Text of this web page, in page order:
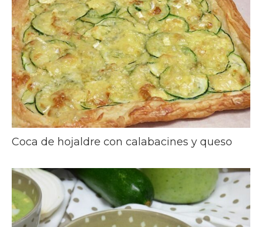
Coca de hojaldre con calabacines y queso